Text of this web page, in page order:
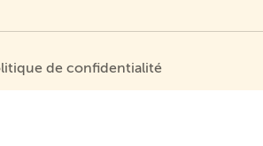
de confidentialité